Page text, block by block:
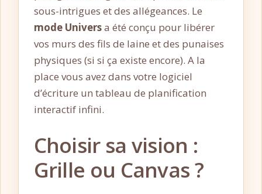
sous-intrigues et des allégeances. Le
mode Universa été conçu pour libérer
vos murs des fils de laine et des punaises
physiques (si si ça existe encore). A la
place vous avez dans votre logiciel
d’écriture un tableau de planification
interactif infini.
Choisir sa vision :
Grille ou Canvas ?